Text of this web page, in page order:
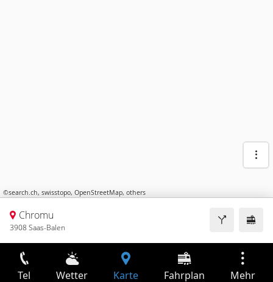
©search.ch, swisstopo, OpenStreetMap, others
Chromu
3908 Saas-Balen
Tel Wetter Karte Fahrplan Mehr